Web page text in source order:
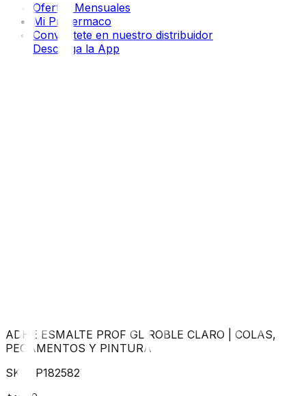
Ofertas Mensuales
Mi Profermaco
Conviértete en nuestro distribuidor
Descarga la App
ADHE ESMALTE PROF GL ROBLE CLARO
COLAS,
PEGAMENTOS Y PINTURA
SKU: P182582